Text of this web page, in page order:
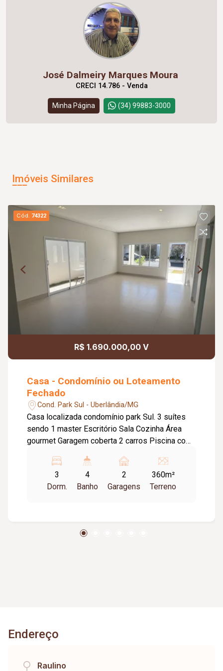
José Dalmeiry Marques Moura
CRECI 14.786 - Venda
Minha Página (34) 99883-3000
Imóveis Similares
Cód. 74322
R$ 1.690.000,00 V
Casa - Condomínio ou Loteamento
Fechado
Cond. Park Sul - Uberlândia/MG
Casa localizada condomínio park Sul. 3 suítes
sendo 1 master Escritório Sala Cozinha Área
gourmet Garagem coberta 2 carros Piscina com
360m2 Área coberta 201.45m2
3
Dorm.
4
Banho
2
Garagens
360m²
Terreno
Endereço
Raulino